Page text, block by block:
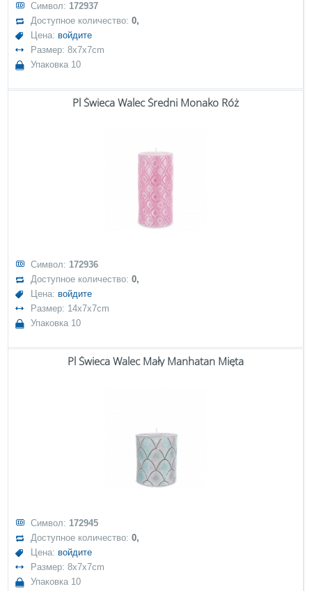
Символ: 172937
Доступное количество:0,
Цена: войдите
Размер: 8x7x7cm
Упаковка 10
Pl Świeca Walec Średni Monako Róż
Символ: 172936
Доступное количество:0,
Цена: войдите
Размер: 14x7x7cm
Упаковка 10
Pl Świeca Walec Mały Manhatan Mięta
Символ: 172945
Доступное количество:0,
Цена: войдите
Размер: 8x7x7cm
Упаковка 10